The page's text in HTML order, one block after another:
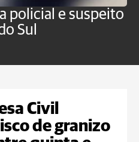
policial e suspeito
Sul
Civil
de granizo